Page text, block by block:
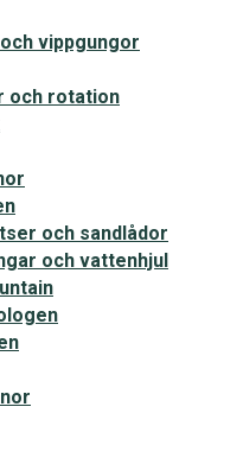
vippgungor
och rotation
och sandlådor
och vattenhjul